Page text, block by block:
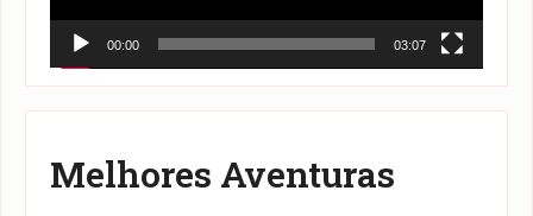
00:00 03:07
Melhores Aventuras